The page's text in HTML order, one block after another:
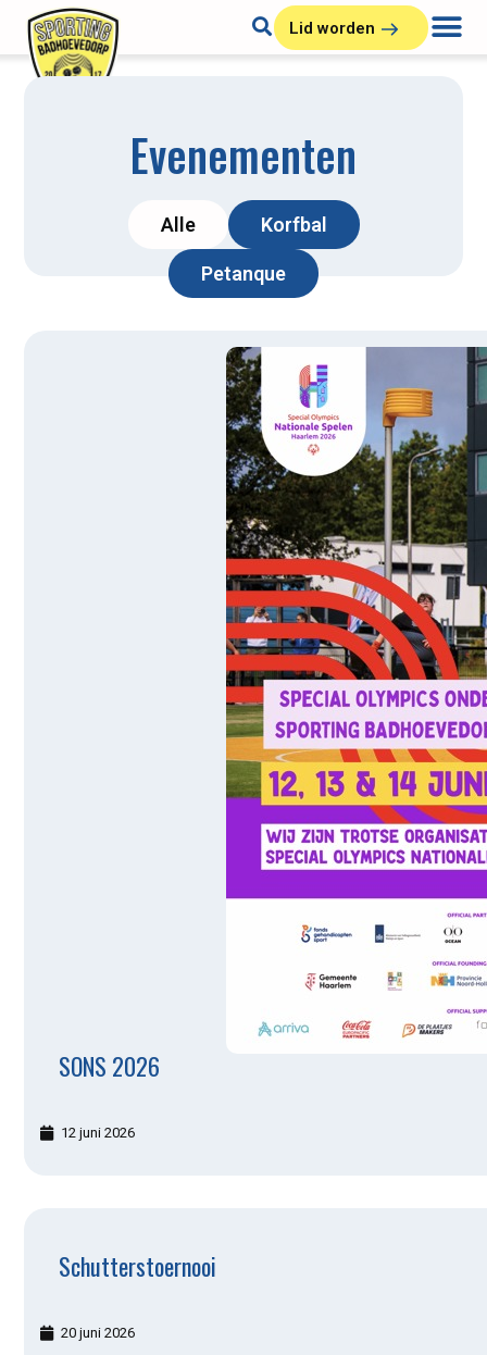
Lid worden
Evenementen
Korfbal
Petanque
Alle
SONS 2026
12 juni 2026
Schutterstoernooi
20 juni 2026